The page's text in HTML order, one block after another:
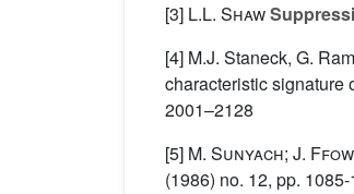
[3] L.L. Shaw
[4] M.J. Staneck, G.
characteristic signature
2001–2128
[5] M. Sunyach; J.
(1986) no. 12, pp.